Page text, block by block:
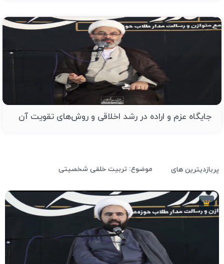
جایگاه عزم و اراده در رشد اخلاقی و روش‌های تقویت آن
پربازدیترین های موضوع: تربیت خلقی شخصیتی